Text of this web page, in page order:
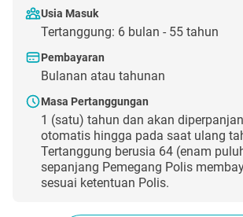
Usia Masuk
Tertanggung: 6 bulan - 55 tahun
Pembayaran
Bulanan atau tahunan
Masa Pertanggungan
1 (satu) tahun dan akan
otomatis hingga pada saat ulang
Tertanggung berusia 64 (enam
sepanjang Pemegang Polis
sesuai ketentuan Polis.